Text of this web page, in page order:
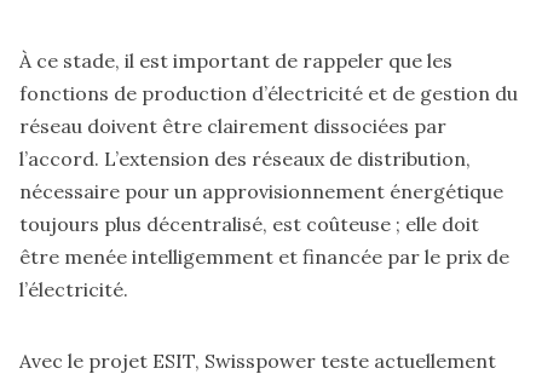
À ce stade, il est important de rappeler que les
fonctions de production d’électricité et de gestion du
réseau doivent être clairement dissociées par
l’accord. L’extension des réseaux de distribution,
nécessaire pour un approvisionnement énergétique
toujours plus décentralisé, est coûteuse ; elle doit
être menée intelligemment et financée par le prix de
l’électricité.
Avec le projet ESIT, Swisspower teste actuellement